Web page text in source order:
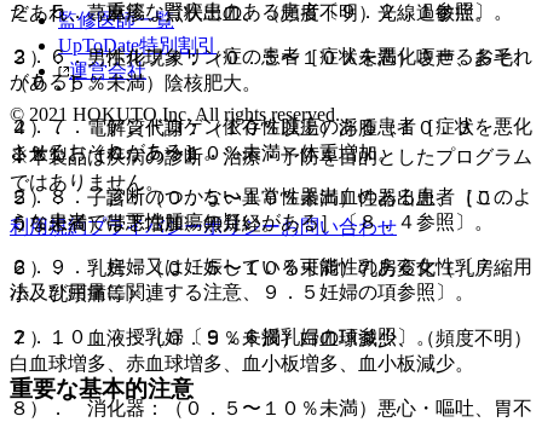
２．５． 重篤な腎疾患のある患者〔９．２．１参照〕。
２．６． ポルフィリン症の患者［症状を悪化させるおそれ
がある］。
２．７． アンドロゲン依存性腫瘍のある患者［症状を悪化
させるおそれがある］。
２．８． 診断のつかない異常性器出血のある患者［このよ
うな患者では悪性腫瘍の疑いがある］〔８．４参照〕。
２．９． 妊婦又は妊娠している可能性のある女性〔７．用
法及び用量に関連する注意、９．５妊婦の項参照〕。
２．１０． 授乳婦〔９．６授乳婦の項参照〕。
重要な基本的注意
だあれ、蕁麻疹、点状出血、（頻度不明）光線過敏症。
３）． 男性化現象：（０．５〜１０％未満）嗄声、多毛、
（０．５％未満）陰核肥大。
４）． 電解質代謝：（１０％以上）浮腫（１０．３
１％）、（０．５〜１０％未満）体重増加。
５）． 子宮：（０．５〜１０％未満）性器出血、（０．
５％未満）帯下増加、無月経。
６）． 乳房：（０．５〜１０％未満）乳房変化（乳房縮
小、乳頭痛等）。
７）． 血液：（０．５％未満）白血球減少、（頻度不明）
白血球増多、赤血球増多、血小板増多、血小板減少。
８）． 消化器：（０．５〜１０％未満）悪心・嘔吐、胃不
監修医師一覧
UpToDate特別割引
運営会社
© 2021 HOKUTO Inc. All rights reserved.
※本製品は疾病の診断・治療・予防を目的としたプログラム
ではありません。
利用規約プライバシーポリシーお問い合わせ